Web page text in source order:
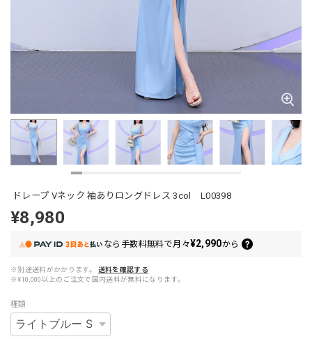
ドレープ Vネック 袖ありロングドレス 3col L00398
¥8,980
なら 手数料無料で月々¥2,990から
※別途送料がかかります。
送料を確認する
※¥10,000以上のご注文で国内送料が無料になります。
種類